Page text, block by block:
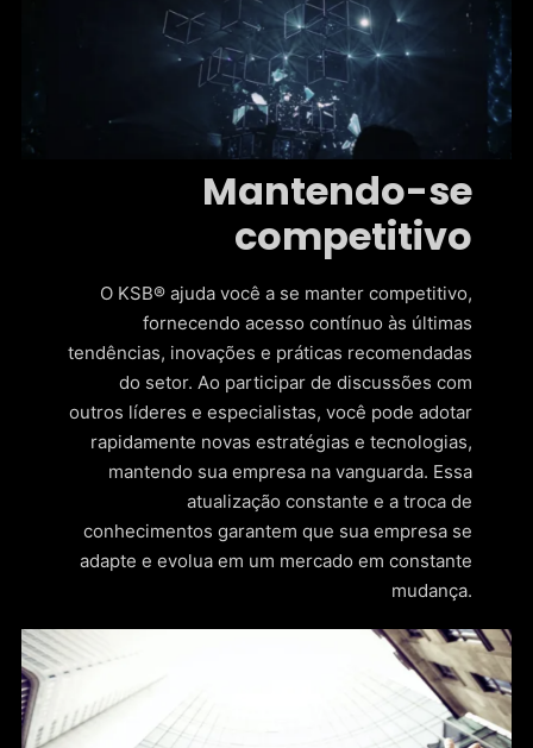
Mantendo-se
competitivo
O KSB® ajuda você a se manter competitivo,
fornecendo acesso contínuo às últimas
tendências, inovações e práticas recomendadas
do setor. Ao participar de discussões com
outros líderes e especialistas, você pode adotar
rapidamente novas estratégias e tecnologias,
mantendo sua empresa na vanguarda. Essa
atualização constante e a troca de
conhecimentos garantem que sua empresa se
adapte e evolua em um mercado em constante
mudança.